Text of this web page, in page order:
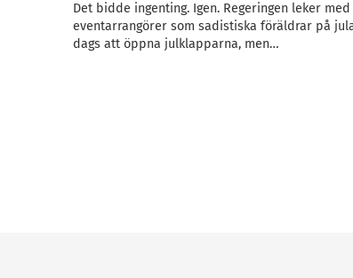
Det bidde ingenting. Igen. Regeringen leker
eventarrangörer som sadistiska föräldrar på
dags att öppna julklapparna, men…